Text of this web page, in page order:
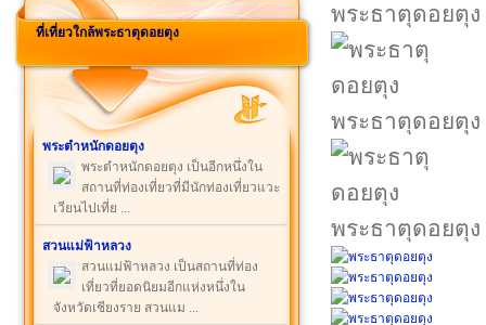
ที่เที่ยวใกล้พระธาตุดอยตุง
พระตำหนักดอยตุง
พระตำหนักดอยตุง เป็นอีกหนึ่งใน
สถานที่ท่องเที่ยวที่มีนักท่องเที่ยวแวะ
เวียนไปเที่ย ...
สวนแม่ฟ้าหลวง
สวนแม่ฟ้าหลวง เป็นสถานที่ท่อง
เที่ยวที่ยอดนิยมอีกแห่งหนึ่งใน
จังหวัดเชียงราย สวนแม ...
พระธาตุดอยตุง
พระธาตุดอยตุง
พระธาตุดอยตุง